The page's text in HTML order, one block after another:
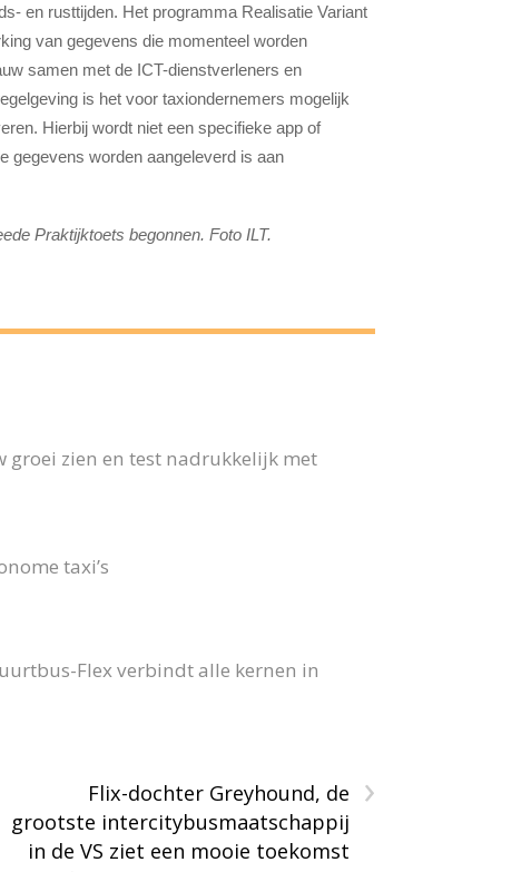
en rusttijden. Het programma Realisatie Variant
van gegevens die momenteel worden
samen met de ICT-dienstverleners en
is het voor taxiondernemers mogelijk
Hierbij wordt niet een specifieke app of
gegevens worden aangeleverd is aan
Praktijktoets begonnen. Foto ILT.
zien en test nadrukkelijk met
taxi’s
Flex verbindt alle kernen in
›
Flix-dochter Greyhound, de
grootste intercitybusmaatschappij
in de VS ziet een mooie toekomst